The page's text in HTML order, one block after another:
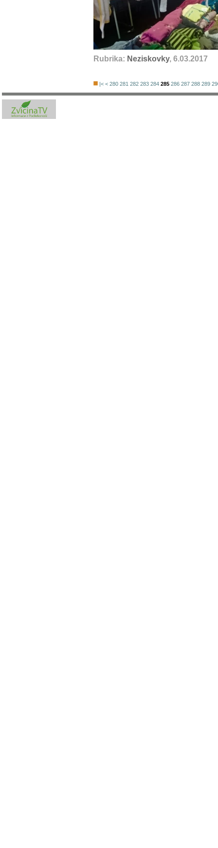
Rubrika: Neziskovky, 6.03.2017
|< < 280 281 282 283 284 285 286 287 288 289